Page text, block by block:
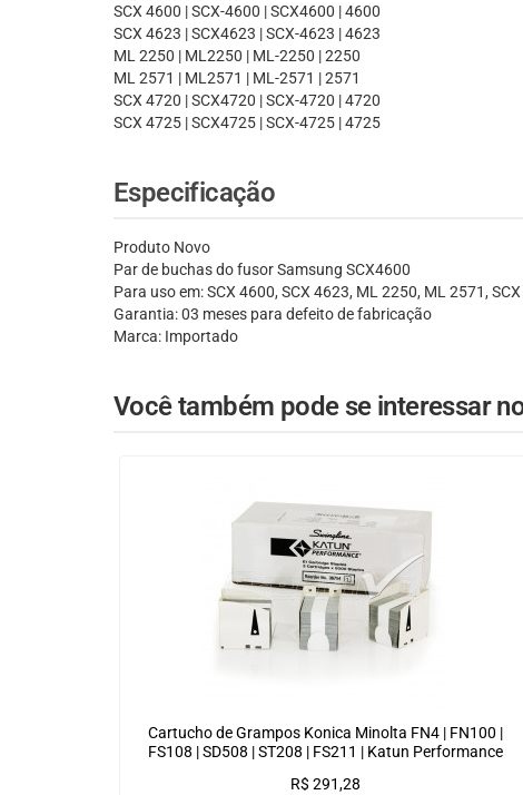
SCX 4600 | SCX-4600 | SCX4600 | 4600
SCX 4623 | SCX4623 | SCX-4623 | 4623
ML 2250 | ML2250 | ML-2250 | 2250
ML 2571 | ML2571 | ML-2571 | 2571
SCX 4720 | SCX4720 | SCX-4720 | 4720
SCX 4725 | SCX4725 | SCX-4725 | 4725
Especificação
Produto Novo
Par de buchas do fusor Samsung SCX4600
Para uso em: SCX 4600, SCX 4623, ML 2250, ML 2571,
Garantia: 03 meses para defeito de fabricação
Marca: Importado
Você também pode se interessar
Cartucho de Grampos Konica Minolta FN4 | FN100 |
FS108 | SD508 | ST208 | FS211 | Katun Performance
R$ 291,28